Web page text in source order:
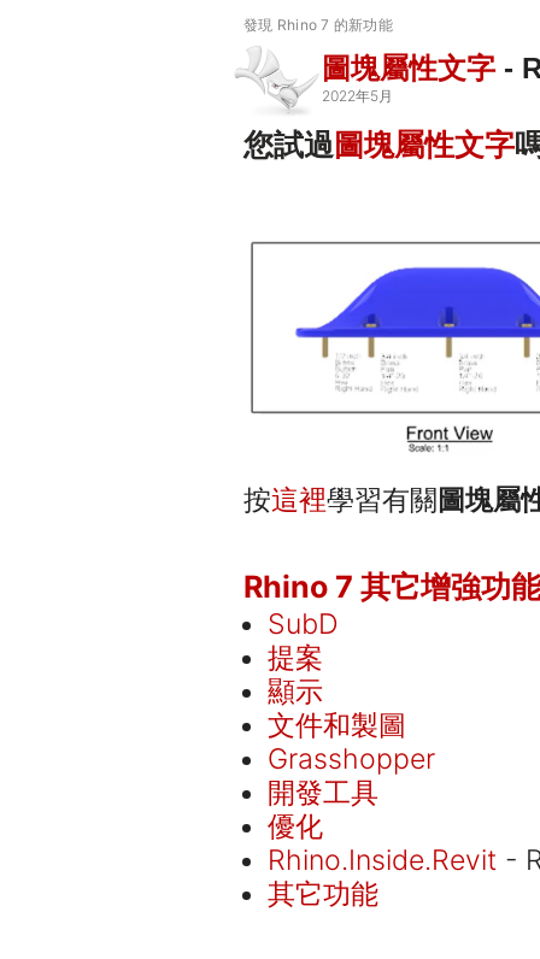
發現 Rhino 7 的新功能
圖塊屬性文字 -
2022年5月
您試過圖塊屬性文字
按這裡學習有關圖塊屬
Rhino 7 其它增強功能
SubD
提案
顯示
文件和製圖
Grasshopper
開發工具
優化
Rhino.Inside.Revit -
其它功能